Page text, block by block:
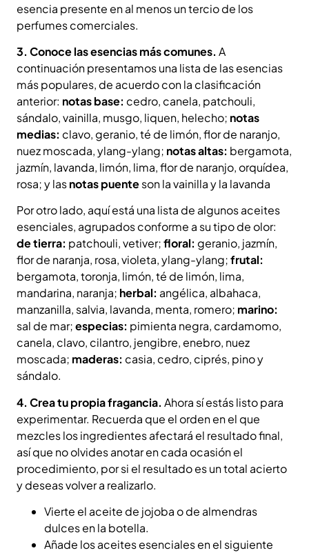
esencia presente en al menos un tercio de los
perfumes comerciales.
3. Conoce las esencias más comunes. A
continuación presentamos una lista de las esencias
más populares, de acuerdo con la clasificación
anterior: notas base: cedro, canela, patchouli,
sándalo, vainilla, musgo, liquen, helecho; notas
medias: clavo, geranio, té de limón, flor de naranjo,
nuez moscada, ylang-ylang; notas altas: bergamota,
jazmín, lavanda, limón, lima, flor de naranjo, orquídea,
rosa; y lasnotas puenteson la vainilla y la lavanda
Por otro lado, aquí está una lista de algunos aceites
esenciales, agrupados conforme a su tipo de olor:
de tierra: patchouli, vetiver;floral: geranio, jazmín,
flor de naranja, rosa, violeta, ylang-ylang;frutal:
bergamota, toronja, limón, té de limón, lima,
mandarina, naranja; herbal: angélica, albahaca,
manzanilla, salvia, lavanda, menta, romero; marino:
sal de mar;especias: pimienta negra, cardamomo,
canela, clavo, cilantro, jengibre, enebro, nuez
moscada; maderas: casia, cedro, ciprés, pino y
sándalo.
4. Crea tu propia fragancia. Ahora sí estás listo para
experimentar. Recuerda que el orden en el que
mezcles los ingredientes afectará el resultado final,
así que no olvides anotar en cada ocasión el
procedimiento, por si el resultado es un total acierto
y deseas volver a realizarlo.
Vierte el aceite de jojoba o de almendras
dulces en la botella.
Añade los aceites esenciales en el siguiente